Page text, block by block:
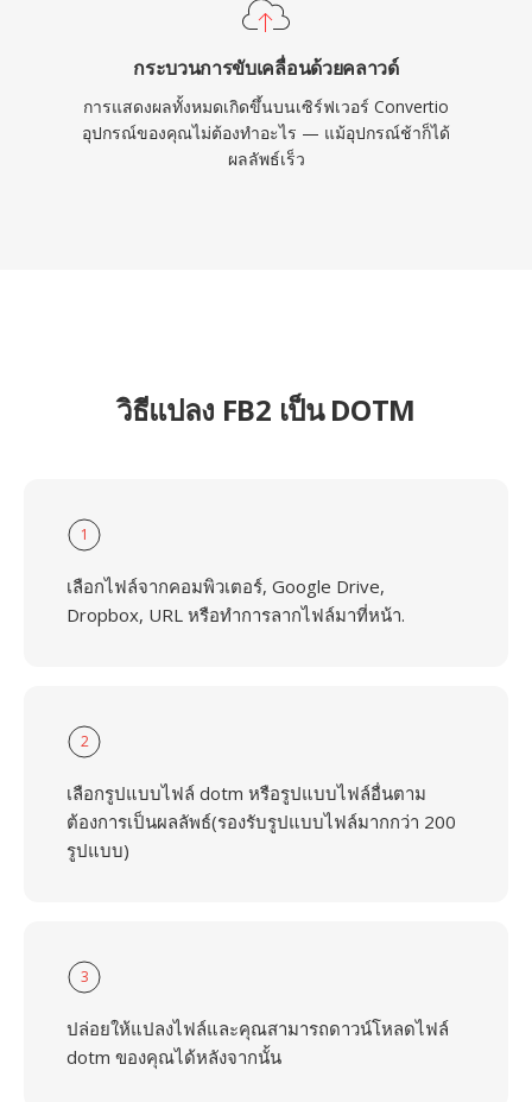
กระบวนการขับเคลื่อนด้วยคลาวด์
การแสดงผลทั้งหมดเกิดขึ้นบนเซิร์ฟเวอร์ Convertio
อุปกรณ์ของคุณไม่ต้องทำอะไร — แม้อุปกรณ์ช้าก็ได้
ผลลัพธ์เร็ว
วิธีแปลง FB2 เป็น DOTM
1
เลือกไฟล์จากคอมพิวเตอร์, Google Drive,
Dropbox, URL หรือทำการลากไฟล์มาที่หน้า.
2
เลือกรูปแบบไฟล์ dotm หรือรูปแบบไฟล์อื่นตาม
ต้องการเป็นผลลัพธ์(รองรับรูปแบบไฟล์มากกว่า 200
รูปแบบ)
3
ปล่อยให้แปลงไฟล์และคุณสามารถดาวน์โหลดไฟล์
dotm ของคุณได้หลังจากนั้น